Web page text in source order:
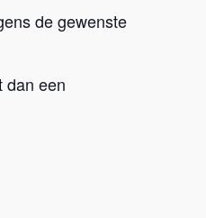
de gewenste
dan een